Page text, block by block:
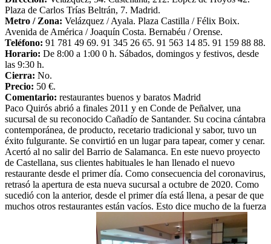
Plaza de Carlos Trías Beltrán, 7. Madrid.
Metro / Zona: Velázquez / Ayala. Plaza Castilla / Félix Boix.
Avenida de América / Joaquín Costa. Bernabéu / Orense.
Teléfono: 91 781 49 69. 91 345 26 65. 91 563 14 85. 91 159 88 88.
Horario: De 8:00 a 1:00 0 h. Sábados, domingos y festivos, desde
las 9:30 h.
Cierra: No.
Precio: 50 €.
Comentario: restaurantes buenos y baratos Madrid
Paco Quirós abrió a finales 2011 y en Conde de Peñalver, una
sucursal de su reconocido Cañadío de Santander. Su cocina cántabra
contemporánea, de producto, recetario tradicional y sabor, tuvo un
éxito fulgurante. Se convirtió en un lugar para tapear, comer y cenar.
Acertó al no salir del Barrio de Salamanca. En este nuevo proyecto
de Castellana, sus clientes habituales le han llenado el nuevo
restaurante desde el primer día. Como consecuencia del coronavirus,
retrasó la apertura de esta nueva sucursal a octubre de 2020. Como
sucedió con la anterior, desde el primer día está llena, a pesar de que
muchos otros restaurantes están vacíos. Esto dice mucho de la fuerza